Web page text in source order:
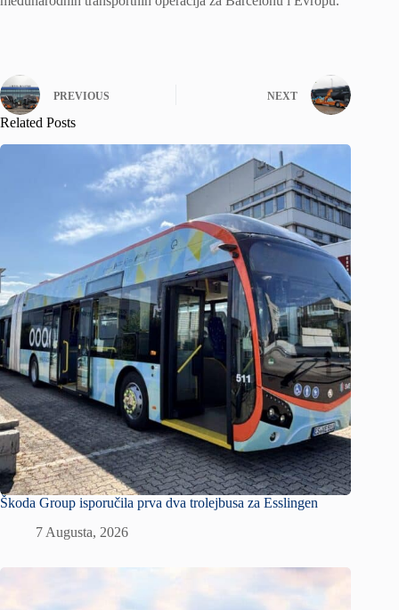
PREVIOUS NEXT
Related Posts
Škoda Group isporučila prva dva trolejbusa za Esslingen
7 Augusta, 2026